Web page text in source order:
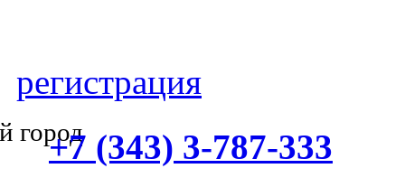
регистрация
город
+7 (343) 3-787-333